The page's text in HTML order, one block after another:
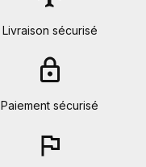
Livraison sécurisé
lock
Paiement sécurisé
flag